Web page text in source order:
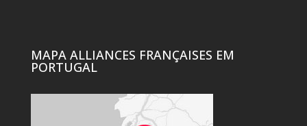
MAPA ALLIANCES FRANÇAISES EM
PORTUGAL